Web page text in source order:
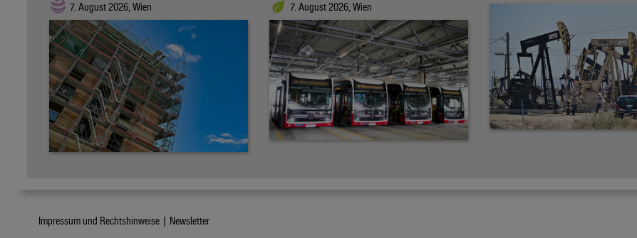
7. August 2026, Wien 7. August 2026, Wien
Impressum und Rechtshinweise | Newsletter